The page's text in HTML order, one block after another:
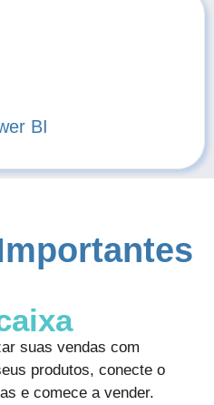
BI
suas vendas com
produtos, conecte o
e comece a vender.